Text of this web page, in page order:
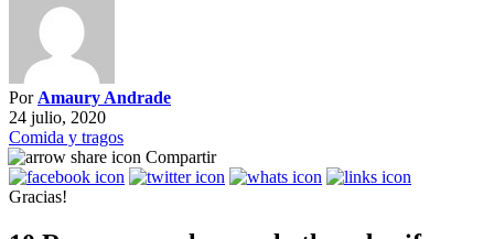
Por Amaury Andrade
24 julio, 2020
Comida y tragos
Compartir
Gracias!